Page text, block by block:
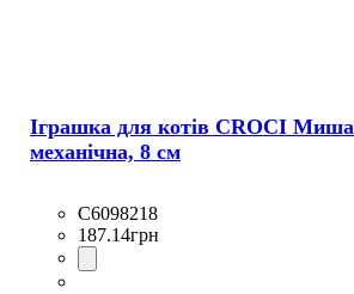
Іграшка для котів CROCI Миша
механічна, 8 см
C6098218
187.14грн